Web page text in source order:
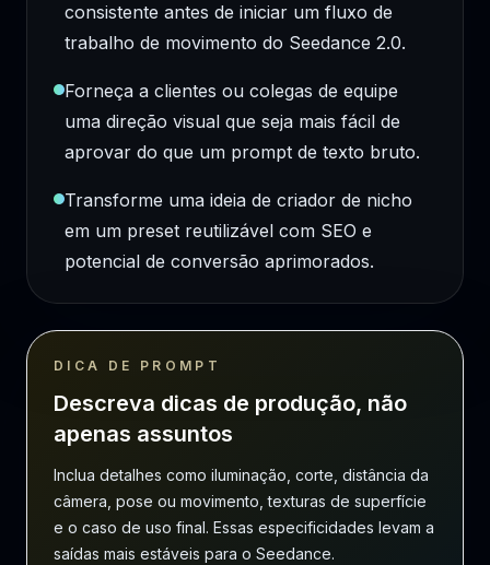
consistente antes de iniciar um fluxo de
trabalho de movimento do Seedance 2.0.
Forneça a clientes ou colegas de equipe
uma direção visual que seja mais fácil de
aprovar do que um prompt de texto bruto.
Transforme uma ideia de criador de nicho
em um preset reutilizável com SEO e
potencial de conversão aprimorados.
DICA DE PROMPT
Descreva dicas de produção, não
apenas assuntos
Inclua detalhes como iluminação, corte, distância da
câmera, pose ou movimento, texturas de superfície
e o caso de uso final. Essas especificidades levam a
saídas mais estáveis para o Seedance.